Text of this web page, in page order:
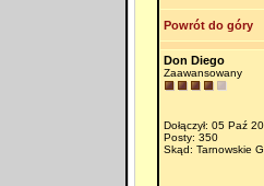
Powrót do góry
Don Diego
Zaawansowany
Dołączył: 05 Paź
Posty: 350
Skąd: Tarnowskie